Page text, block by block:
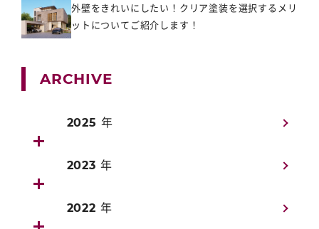
外壁をきれいにしたい！クリア塗装を選択するメリ
ットについてご紹介します！
ARCHIVE
2025 年
2023 年
2022 年